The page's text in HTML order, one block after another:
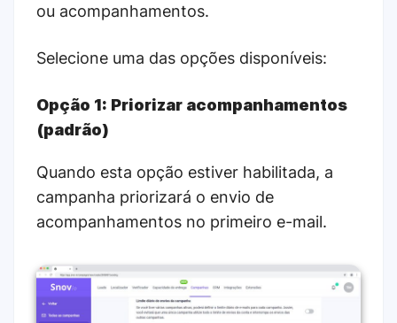
ou acompanhamentos.
Selecione uma das opções disponíveis:
Opção 1: Priorizar acompanhamentos
(padrão)
Quando esta opção estiver habilitada, a
campanha priorizará o envio de
acompanhamentos no primeiro e-mail.